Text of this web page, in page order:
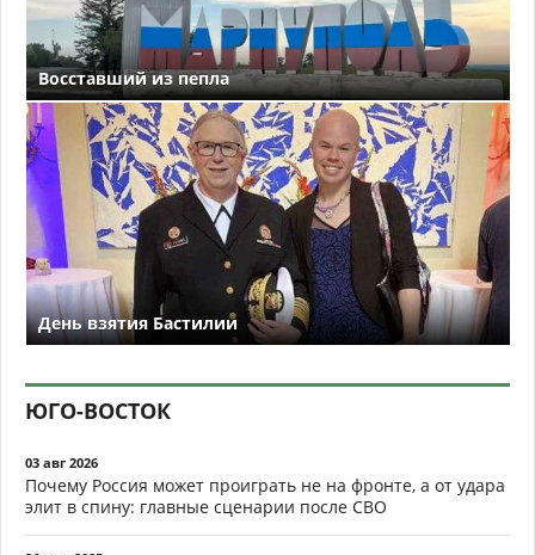
Восставший из пепла
День взятия Бастилии
ЮГО-ВОСТОК
03 авг 2026
Почему Россия может проиграть не на фронте, а от удара
элит в спину: главные сценарии после СВО